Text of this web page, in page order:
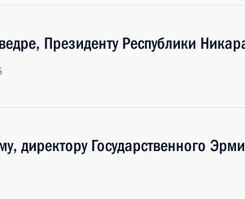
Президенту Республики
директору Государственного